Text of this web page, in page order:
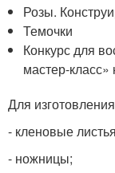
Розы.
Темочки
Конкурс для
мастер-
Для
- кленовые
- ножницы;